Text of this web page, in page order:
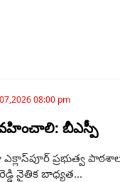
08:00 pm
బీఎస్పీ
ప్రభుత్వ
నైతిక బాధ్యత...